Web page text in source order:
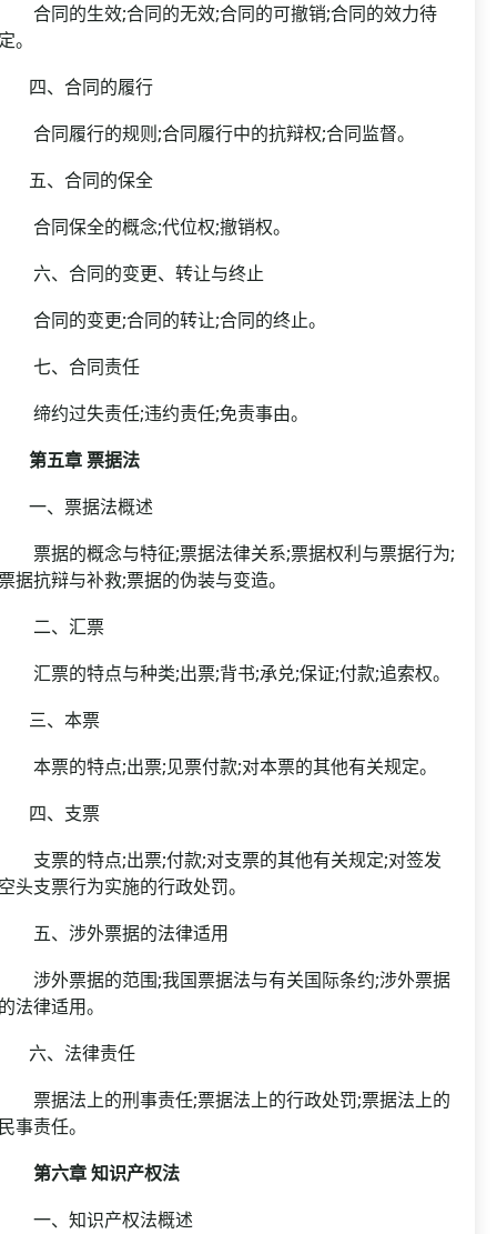
同的生效;合同的无效;合同的可撤销;合同的效力待
。
、合同的履行
同履行的规则;合同履行中的抗辩权;合同监督。
、合同的保全
同保全的概念;代位权;撤销权。
、合同的变更、转让与终止
同的变更;合同的转让;合同的终止。
、合同责任
约过失责任;违约责任;免责事由。
第五章 票据法
、票据法概述
据的概念与特征;票据法律关系;票据权利与票据行为;
据抗辩与补救;票据的伪装与变造。
、汇票
票的特点与种类;出票;背书;承兑;保证;付款;追索权。
、本票
票的特点;出票;见票付款;对本票的其他有关规定。
、支票
票的特点;出票;付款;对支票的其他有关规定;对签发
头支票行为实施的行政处罚。
、涉外票据的法律适用
外票据的范围;我国票据法与有关国际条约;涉外票据
法律适用。
、法律责任
据法上的刑事责任;票据法上的行政处罚;票据法上的
事责任。
第六章 知识产权法
、知识产权法概述